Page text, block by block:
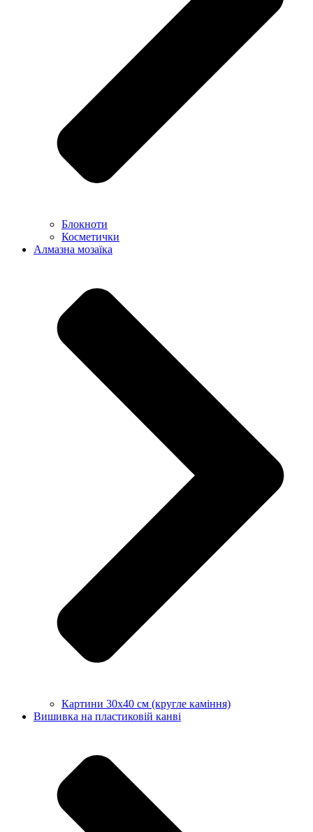
Блокноти
Косметички
Алмазна мозаїка
Картини 30х40 см (кругле каміння)
Вишивка на пластиковій канві